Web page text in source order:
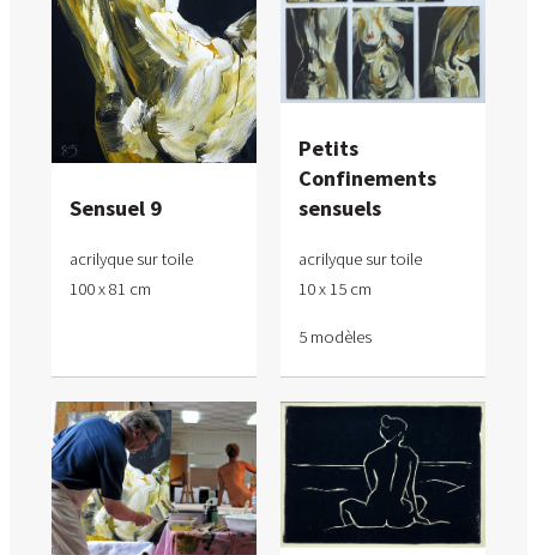
Sensuel 9
acrilyque sur toile
100 x 81 cm
Petits
Confinements
sensuels
acrilyque sur toile
10 x 15 cm
5 modèles